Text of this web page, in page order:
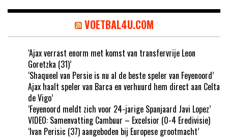
VOETBAL4U.COM
‘Ajax verrast enorm met komst van transfervrije Leon
Goretzka (31)’
‘Shaqueel van Persie is nu al de beste speler van Feyenoord’
Ajax haalt speler van Barca en verhuurd hem direct aan Celta
de Vigo’
‘Feyenoord meldt zich voor 24-jarige Spanjaard Javi Lopez’
VIDEO: Samenvatting Cambuur – Excelsior (0-4 Eredivisie)
‘Ivan Perisic (37) aangeboden bij Europese grootmacht’